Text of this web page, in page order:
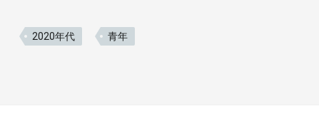
2020年代 青年